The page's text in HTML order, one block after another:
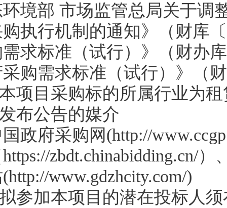
境部 市场监管总局关于调
执行机制的通知》（财库
求标准（试行）》（财办
购需求标准（试行）》（
项目采购标的所属行业为
布公告的媒介
政府采购网(http://
zbdt.chinabidding.cn/
www.gdzhcity.com/)
参加本项目的潜在投标人